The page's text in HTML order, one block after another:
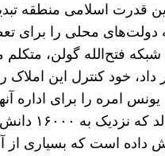
قدرت اسلامی منطقه
دولت‌های محلی را برای
فتح‌الله گولن،
داد، خود کنترل این
امره را برای اداره
داده است که بسیاری از